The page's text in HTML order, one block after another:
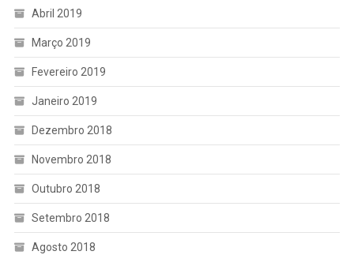
Abril 2019
Março 2019
Fevereiro 2019
Janeiro 2019
Dezembro 2018
Novembro 2018
Outubro 2018
Setembro 2018
Agosto 2018